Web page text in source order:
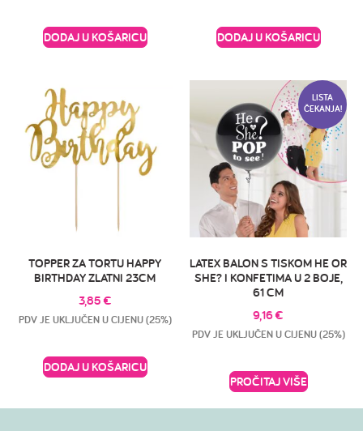
DODAJ U KOŠARICU DODAJ U KOŠARICU
TOPPER ZA TORTU HAPPY
BIRTHDAY ZLATNI 23CM
3,85 €
PDV JE UKLJUČEN U CIJENU (25%)
DODAJ U KOŠARICU
LISTA
ČEKANJA!
LATEX BALON S TISKOM HE OR
SHE? I KONFETIMA U 2 BOJE,
61 CM
9,16€
PDV JE UKLJUČEN U CIJENU (25%)
PROČITAJ VIŠE